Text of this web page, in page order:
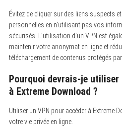
Évitez de cliquer sur des liens suspects
personnelles en n’utilisant pas vos
sécurisés. L’utilisation d’un VPN est
maintenir votre anonymat en ligne et
téléchargement de contenus protégés
Pourquoi devrais-je utiliser
à Extreme Download ?
Utiliser un VPN pour accéder à Extreme
votre vie privée en ligne.